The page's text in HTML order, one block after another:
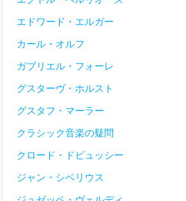
エドワード・エルガー
カール・オルフ
ガブリエル・フォーレ
グスターヴ・ホルスト
グスタフ・マーラー
クラシック音楽の疑問
クロード・ドビュッシー
ジャン・シベリウス